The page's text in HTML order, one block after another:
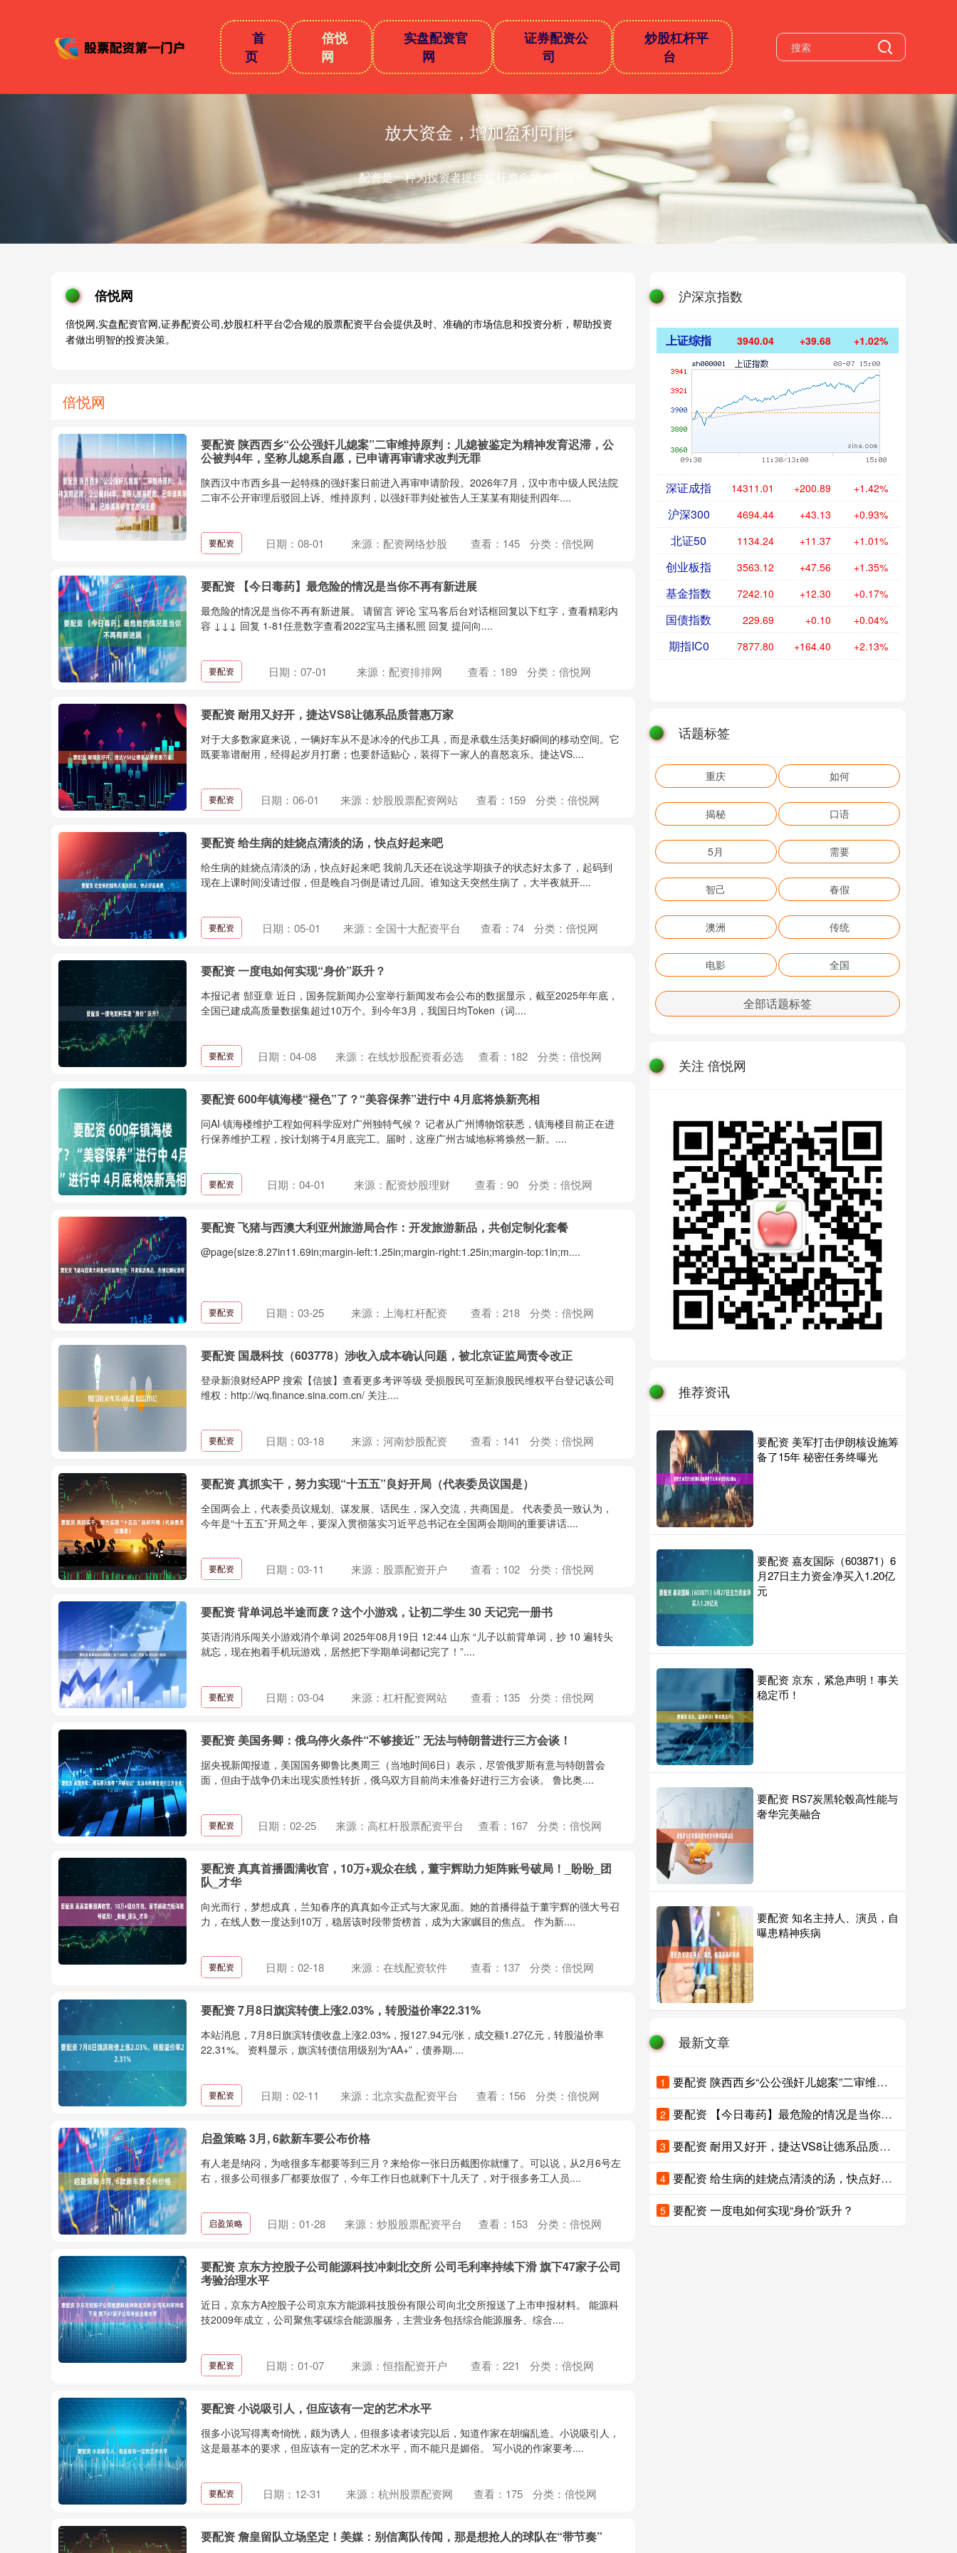
首
页
倍悦
网
实盘配资官
网
证券配资公
司
炒股杠杆平
台
放大资金，增加盈利可能
配资是一种为投资者提供杠杆资金的金融服务！
倍悦网
倍悦网,实盘配资官网,证券配资公司,炒股杠杆平台②合规的股票配资平台会提供及时、准确的市场信息和投资分析，帮助投资
者做出明智的投资决策。
倍悦网
要配资 陕西西乡“公公强奸儿媳案”二审维持原判：儿媳被鉴定为精神发育迟滞，公
公被判4年，坚称儿媳系自愿，已申请再审请求改判无罪
陕西汉中市西乡县一起特殊的强奸案日前进入再审申请阶段。2026年7月，汉中市中级人民法院
二审不公开审理后驳回上诉、维持原判，以强奸罪判处被告人王某某有期徒刑四年....
要配资 日期：08-01 来源：配资网络炒股 查看： 145 分类： 倍悦网
要配资 【今日毒药】最危险的情况是当你不再有新进展
最危险的情况是当你不再有新进展。 请留言 评论 宝马客后台对话框回复以下红字，查看精彩内
容 ↓↓↓ 回复 1-81任意数字查看2022宝马主播私照 回复 提问向....
要配资 日期：07-01 来源：配资排排网 查看： 189 分类：倍悦网
要配资 耐用又好开，捷达VS8让德系品质普惠万家
对于大多数家庭来说，一辆好车从不是冰冷的代步工具，而是承载生活美好瞬间的移动空间。它
既要靠谱耐用，经得起岁月打磨；也要舒适贴心，装得下一家人的喜怒哀乐。捷达VS....
要配资 日期：06-01 来源：炒股股票配资网站 查看： 159 分类： 倍悦网
要配资 给生病的娃烧点清淡的汤，快点好起来吧
给生病的娃烧点清淡的汤，快点好起来吧 我前几天还在说这学期孩子的状态好太多了，起码到
现在上课时间没请过假，但是晚自习倒是请过几回。谁知这天突然生病了，大半夜就开....
要配资 日期：05-01 来源：全国十大配资平台 查看： 74 分类： 倍悦网
要配资 一度电如何实现“身价”跃升？
本报记者 郜亚章 近日，国务院新闻办公室举行新闻发布会公布的数据显示，截至2025年年底，
全国已建成高质量数据集超过10万个。到今年3月，我国日均Token（词....
要配资 日期：04-08 来源：在线炒股配资看必选 查看： 182 分类：倍悦网
要配资 600年镇海楼“褪色”了？“美容保养”进行中 4月底将焕新亮相
问AI·镇海楼维护工程如何科学应对广州独特气候？ 记者从广州博物馆获悉，镇海楼目前正在进
行保养维护工程，按计划将于4月底完工。届时，这座广州古城地标将焕然一新。....
要配资 日期：04-01 来源：配资炒股理财 查看： 90 分类： 倍悦网
要配资 飞猪与西澳大利亚州旅游局合作：开发旅游新品，共创定制化套餐
@page{size:8.27in11.69in;margin-left:1.25in;margin-right:1.25in;margin-top:1in;m....
要配资 日期：03-25 来源：上海杠杆配资 查看： 218 分类： 倍悦网
要配资 国晟科技（603778）涉收入成本确认问题，被北京证监局责令改正
登录新浪财经APP 搜索【信披】查看更多考评等级 受损股民可至新浪股民维权平台登记该公司
维权：http://wq.finance.sina.com.cn/ 关注....
要配资 日期：03-18 来源：河南炒股配资 查看： 141 分类： 倍悦网
要配资 真抓实干，努力实现“十五五”良好开局（代表委员议国是）
全国两会上，代表委员议规划、谋发展、话民生，深入交流，共商国是。 代表委员一致认为，
今年是“十五五”开局之年，要深入贯彻落实习近平总书记在全国两会期间的重要讲话....
要配资 日期：03-11 来源：股票配资开户 查看： 102 分类： 倍悦网
要配资 背单词总半途而废？这个小游戏，让初二学生 30 天记完一册书
英语消消乐闯关小游戏消个单词 2025年08月19日 12:44 山东 “儿子以前背单词，抄 10 遍转头
就忘，现在抱着手机玩游戏，居然把下学期单词都记完了！”....
要配资 日期：03-04 来源：杠杆配资网站 查看： 135 分类： 倍悦网
要配资 美国务卿：俄乌停火条件“不够接近” 无法与特朗普进行三方会谈！
据央视新闻报道，美国国务卿鲁比奥周三（当地时间6日）表示，尽管俄罗斯有意与特朗普会
面，但由于战争仍未出现实质性转折，俄乌双方目前尚未准备好进行三方会谈。 鲁比奥....
要配资 日期：02-25 来源：高杠杆股票配资平台 查看： 167 分类：倍悦网
要配资 真真首播圆满收官，10万+观众在线，董宇辉助力矩阵账号破局！_盼盼_团
队_才华
向光而行，梦想成真，兰知春序的真真如今正式与大家见面。她的首播得益于董宇辉的强大号召
力，在线人数一度达到10万，稳居该时段带货榜首，成为大家瞩目的焦点。 作为新....
要配资 日期：02-18 来源：在线配资软件 查看： 137 分类： 倍悦网
要配资 7月8日旗滨转债上涨2.03%，转股溢价率22.31%
本站消息，7月8日旗滨转债收盘上涨2.03%，报127.94元/张，成交额1.27亿元，转股溢价率
22.31%。 资料显示，旗滨转债信用级别为“AA+”，债券期....
要配资 日期：02-11 来源：北京实盘配资平台 查看： 156 分类： 倍悦网
启盈策略 3月, 6款新车要公布价格
有人老是纳闷，为啥很多车都要等到三月？来给你一张日历截图你就懂了。可以说，从2月6号左
右，很多公司很多厂都要放假了，今年工作日也就剩下十几天了，对于很多务工人员....
启盈策略 日期：01-28 来源：炒股股票配资平台 查看： 153 分类： 倍悦网
要配资 京东方控股子公司能源科技冲刺北交所 公司毛利率持续下滑 旗下47家子公司
考验治理水平
近日，京东方A控股子公司京东方能源科技股份有限公司向北交所报送了上市申报材料。 能源科
技2009年成立，公司聚焦零碳综合能源服务，主营业务包括综合能源服务、综合....
要配资 日期：01-07 来源：恒指配资开户 查看： 221 分类： 倍悦网
要配资 小说吸引人，但应该有一定的艺术水平
很多小说写得离奇惝恍，颇为诱人，但很多读者读完以后，知道作家在胡编乱造。小说吸引人，
这是最基本的要求，但应该有一定的艺术水平，而不能只是媚俗。 写小说的作家要考....
要配资 日期：12-31 来源：杭州股票配资网 查看： 175 分类： 倍悦网
要配资 詹皇留队立场坚定！美媒：别信离队传闻，那是想抢人的球队在“带节奏”
沪深京指数
上证综指 3940.04 +39.68 +1.02%
深证成指 14311.01 +200.89 +1.42%
沪深300 4694.44 +43.13 +0.93%
北证50 1134.24 +11.37 +1.01%
创业板指 3563.12 +47.56 +1.35%
基金指数 7242.10 +12.30 +0.17%
国债指数 229.69 +0.10 +0.04%
期指IC0 7877.80 +164.40 +2.13%
话题标签
重庆 如何
揭秘 口语
5月 需要
智己 春假
澳洲 传统
电影 全国
全部话题标签
关注 倍悦网
推荐资讯
要配资 美军打击伊朗核设施筹
备了15年 秘密任务终曝光
要配资 嘉友国际（603871）6
月27日主力资金净买入1.20亿
元
要配资 京东，紧急声明！事关
稳定币！
要配资 RS7炭黑轮毂高性能与
奢华完美融合
要配资 知名主持人、演员，自
曝患精神疾病
最新文章
1 要配资 陕西西乡“公公强奸儿媳案”二审维持原判：儿媳被鉴定为精神发育迟滞，公公被判4年，坚称儿媳系自愿，已申请再审请求改判无罪
2 要配资 【今日毒药】最危险的情况是当你不再有新进展
3 要配资 耐用又好开，捷达VS8让德系品质普惠万家
4 要配资 给生病的娃烧点清淡的汤，快点好起来吧
5 要配资 一度电如何实现“身价”跃升？